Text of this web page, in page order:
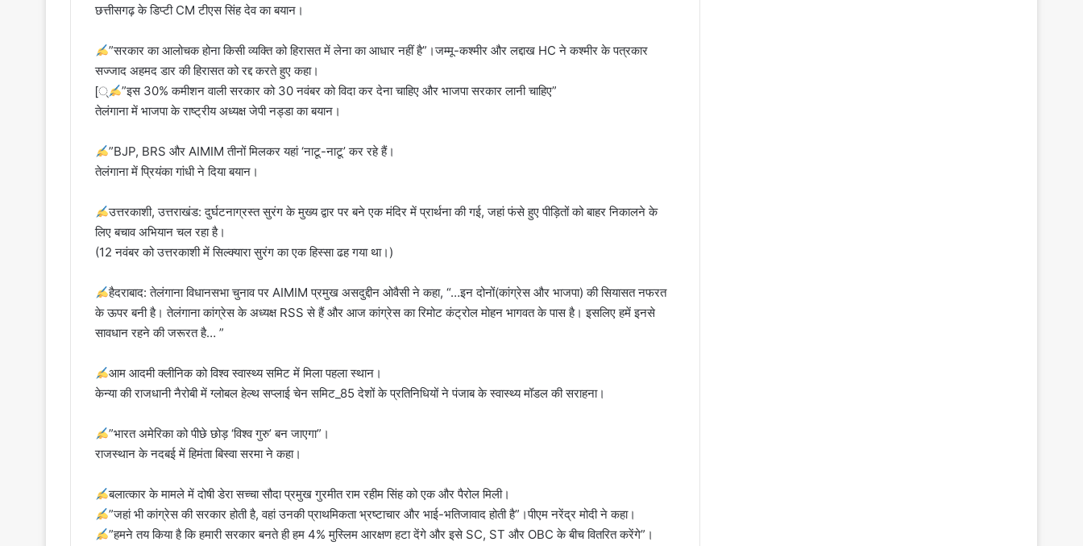
छत्तीसगढ़ के डिप्टी CM टीएस सिंह देव का बयान।
”सरकार का आलोचक होना किसी व्यक्ति को हिरासत में लेना का आधार नहीं है”।जम्मू-कश्मीर और लद्दाख HC ने कश्मीर के पत्रकार
सज्जाद अहमद डार की हिरासत को रद्द करते हुए कहा।
[्
”इस 30% कमीशन वाली सरकार को 30 नवंबर को विदा कर देना चाहिए और भाजपा सरकार लानी चाहिए”
तेलंगाना में भाजपा के राष्ट्रीय अध्यक्ष जेपी नड्डा का बयान।
”BJP, BRS और AIMIM तीनों मिलकर यहां ‘नाटू-नाटू’ कर रहे हैं।
तेलंगाना में प्रियंका गांधी ने दिया बयान।
उत्तरकाशी, उत्तराखंड: दुर्घटनाग्रस्त सुरंग के मुख्य द्वार पर बने एक मंदिर में प्रार्थना की गई, जहां फंसे हुए पीड़ितों को बाहर निकालने के
लिए बचाव अभियान चल रहा है।
(12 नवंबर को उत्तरकाशी में सिल्क्यारा सुरंग का एक हिस्सा ढह गया था।)
हैदराबाद: तेलंगाना विधानसभा चुनाव पर AIMIM प्रमुख असदुद्दीन ओवैसी ने कहा, “…इन दोनों(कांग्रेस और भाजपा) की सियासत नफरत
के ऊपर बनी है। तेलंगाना कांग्रेस के अध्यक्ष RSS से हैं और आज कांग्रेस का रिमोट कंट्रोल मोहन भागवत के पास है। इसलिए हमें इनसे
सावधान रहने की जरूरत है… ”
आम आदमी क्लीनिक को विश्व स्वास्थ्य समिट में मिला पहला स्थान।
केन्या की राजधानी नैरोबी में ग्लोबल हेल्थ सप्लाई चेन समिट_85 देशों के प्रतिनिधियों ने पंजाब के स्वास्थ्य मॉडल की सराहना।
”भारत अमेरिका को पीछे छोड़ ‘विश्व गुरु’ बन जाएगा”।
राजस्थान के नदबई में हिमंता बिस्वा सरमा ने कहा।
बलात्कार के मामले में दोषी डेरा सच्चा सौदा प्रमुख गुरमीत राम रहीम सिंह को एक और पैरोल मिली।
”जहां भी कांग्रेस की सरकार होती है, वहां उनकी प्राथमिकता भ्रष्टाचार और भाई-भतिजावाद होती है”।पीएम नरेंद्र मोदी ने कहा।
”हमने तय किया है कि हमारी सरकार बनते ही हम 4% मुस्लिम आरक्षण हटा देंगे और इसे SC, ST और OBC के बीच वितरित करेंगे”।